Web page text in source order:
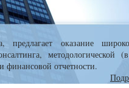
оказание
методологической
финансовой отчетности.